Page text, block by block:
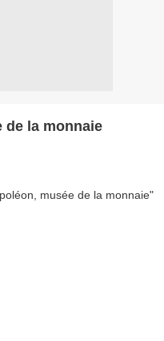
de la monnaie